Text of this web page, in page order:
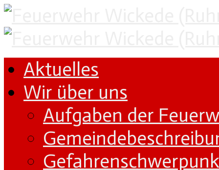
Aktuelles
Wir über uns
Aufgaben der